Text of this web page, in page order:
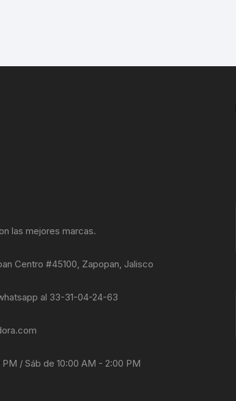
las mejores marcas.
Centro #45100, Zapopan, Jalisco
al 33-31-04-24-63
/ Sáb de 10:00 AM - 2:00 PM